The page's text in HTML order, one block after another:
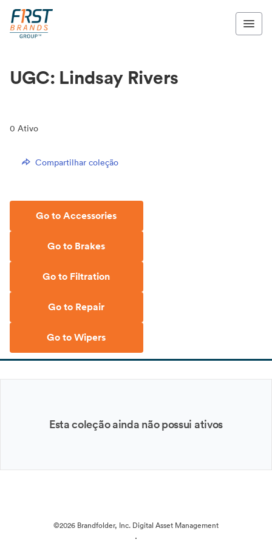
UGC: Lindsay Rivers
0 Ativo
Compartilhar coleção
Go to Accessories
Go to Brakes
Go to Filtration
Go to Repair
Go to Wipers
Esta coleção ainda não possui ativos
©2026 Brandfolder, Inc. Digital Asset Management
·